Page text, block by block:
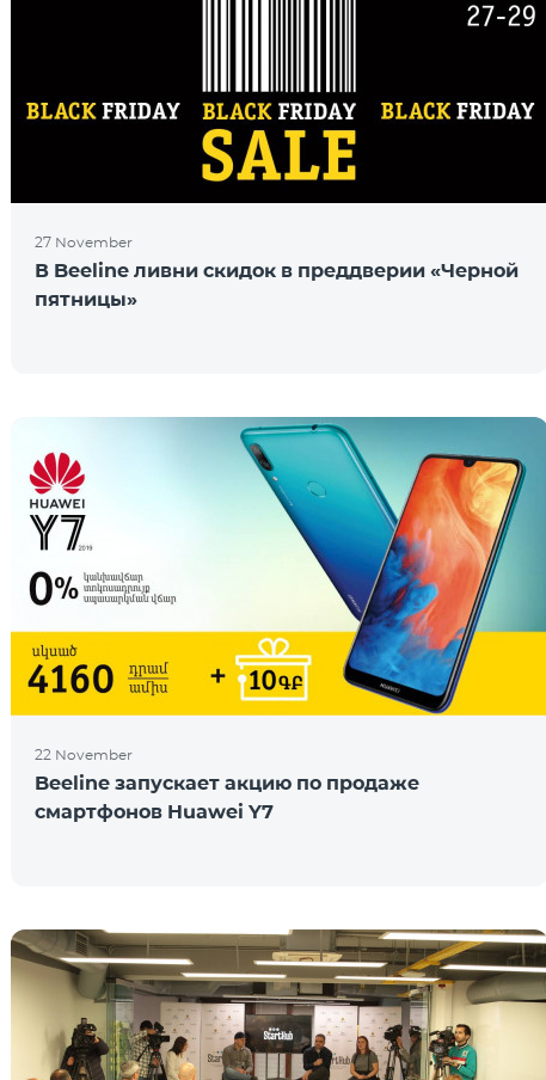
27 November
В Beeline ливни скидок в преддверии «Черной
пятницы»
22 November
Beeline запускает акцию по продаже
смартфонов Huawei Y7